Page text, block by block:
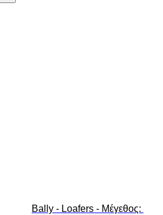
Χρώμα
Bally - Loafers - Mέγεθος: